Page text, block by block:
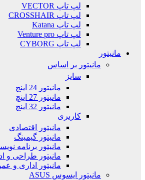
لپ تاپ VECTOR
لپ تاپ CROSSHAIR
لپ تاپ Katana
لپ تاپ Venture pro
لپ تاپ CYBORG
مانیتور
مانیتور بر اساس
سایز
مانیتور 24 اینچ
مانیتور 27 اینچ
مانیتور 32 اینچ
کاربری
مانیتور اقتصادی
مانیتور گیمینگ
مانیتور برنامه
مانیتور طراحی و
مانیتور اداری و
مانیتور ایسوس ASUS